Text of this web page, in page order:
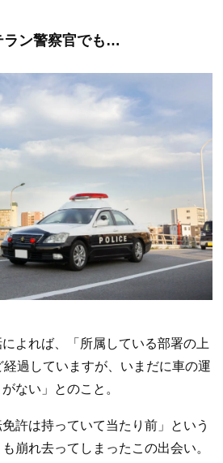
ラン警察官でも…
よれば、「所属している部署の上
過していますが、いまだに車の運
ない」とのこと。
免許は持っていて当たり前」という
崩れ去ってしまったこの出会い。